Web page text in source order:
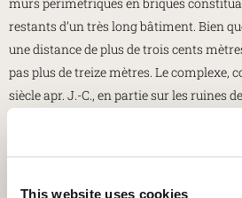
This website uses cookies
restants d’un très long bâtiment. Bien
une distance de plus de trois cents
pas plus de treize mètres. Le complexe,
siècle apr. J.-C., en partie sur les ruines
républicaine, était utilisé comme
marchandises, et disposait sûrement de
avec marches. Il est probable que les